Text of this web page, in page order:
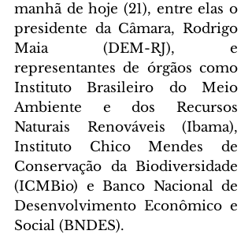
manhã de hoje (21), entre elas o
presidente da Câmara, Rodrigo
Maia (DEM-RJ), e
representantes de órgãos como
Instituto Brasileiro do Meio
Ambiente e dos Recursos
Naturais Renováveis (Ibama),
Instituto Chico Mendes de
Conservação da Biodiversidade
(ICMBio) e Banco Nacional de
Desenvolvimento Econômico e
Social (BNDES).